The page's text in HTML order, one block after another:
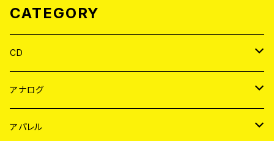
CATEGORY
CD
JAPAN
WORLD
アナログ
JAPAN
アパレル